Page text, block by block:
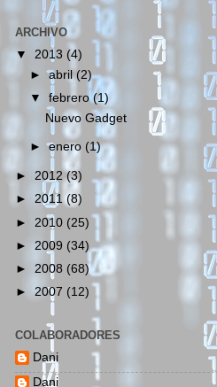
ARCHIVO
▼ 2013 (4)
►abril(2)
▼febrero(1)
Nuevo Gadget
►enero (1)
► 2012(3)
► 2011 (8)
► 2010 (25)
► 2009 (34)
► 2008 (68)
► 2007 (12)
COLABORADORES
Dani
Dani